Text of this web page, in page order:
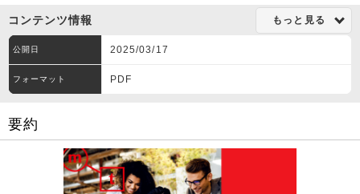
コンテンツ情報 もっと見る
公開日 2025/03/17
フォーマット PDF
要約